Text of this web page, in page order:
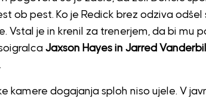
ob pest. Ko je Redick brez odziva odšel
Vstal je in krenil za trenerjem, da bi mu
Jaxson Hayes in Jarred
kamere dogajanja sploh niso ujele. V